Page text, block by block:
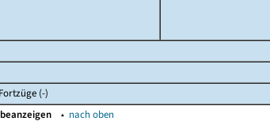
(-)
▴ nach oben